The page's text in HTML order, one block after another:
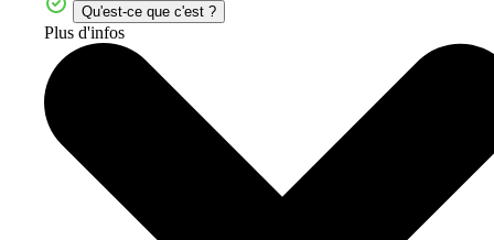
Qu'est-ce que c'est ?
Plus d'infos